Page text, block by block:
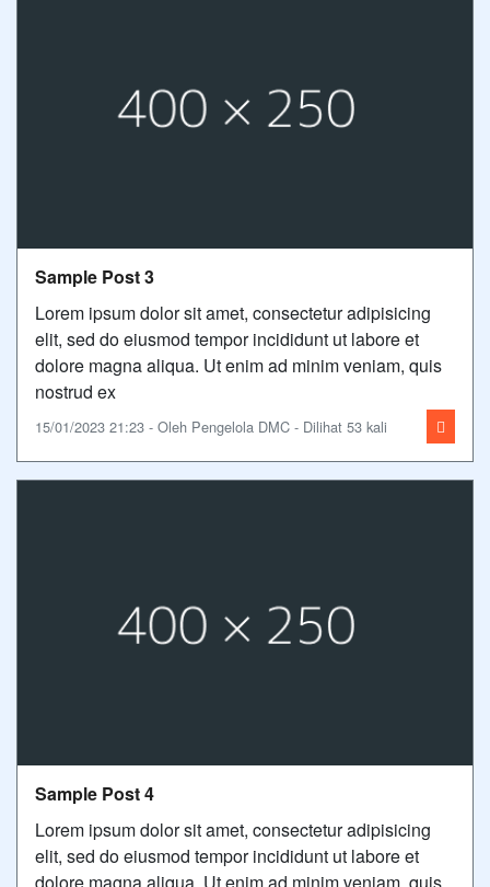
Sample Post 3
Lorem ipsum dolor sit amet, consectetur adipisicing
elit, sed do eiusmod tempor incididunt ut labore et
dolore magna aliqua. Ut enim ad minim veniam, quis
nostrud ex
15/01/2023 21:23 - Oleh Pengelola DMC - Dilihat 53 kali
Sample Post 4
Lorem ipsum dolor sit amet, consectetur adipisicing
elit, sed do eiusmod tempor incididunt ut labore et